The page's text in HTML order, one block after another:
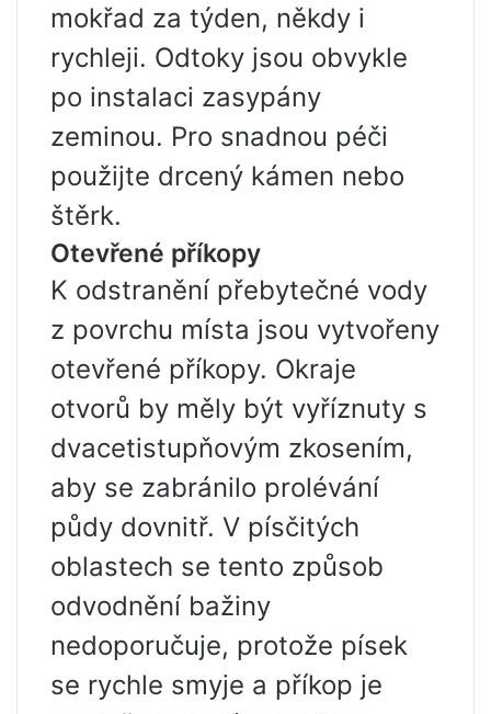
mokřad za týden, někdy i
rychleji. Odtoky jsou obvykle
po instalaci zasypány
zeminou. Pro snadnou péči
použijte drcený kámen nebo
štěrk.
Otevřené příkopy
K odstranění přebytečné vody
z povrchu místa jsou vytvořeny
otevřené příkopy. Okraje
otvorů by měly být vyříznuty s
dvacetistupňovým zkosením,
aby se zabránilo prolévání
půdy dovnitř. V písčitých
oblastech se tento způsob
odvodnění bažiny
nedoporučuje, protože písek
se rychle smyje a příkop je